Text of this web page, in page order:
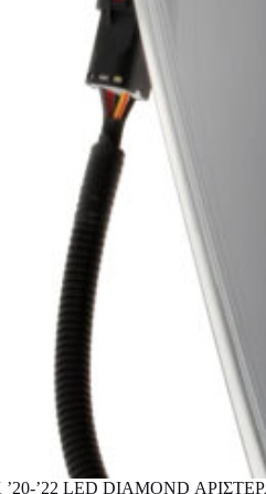
’22 LED DIAMOND